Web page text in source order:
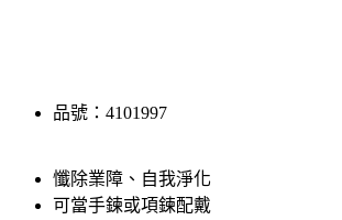
品號：4101997
懺除業障、自我淨化
可當手鍊或項鍊配戴